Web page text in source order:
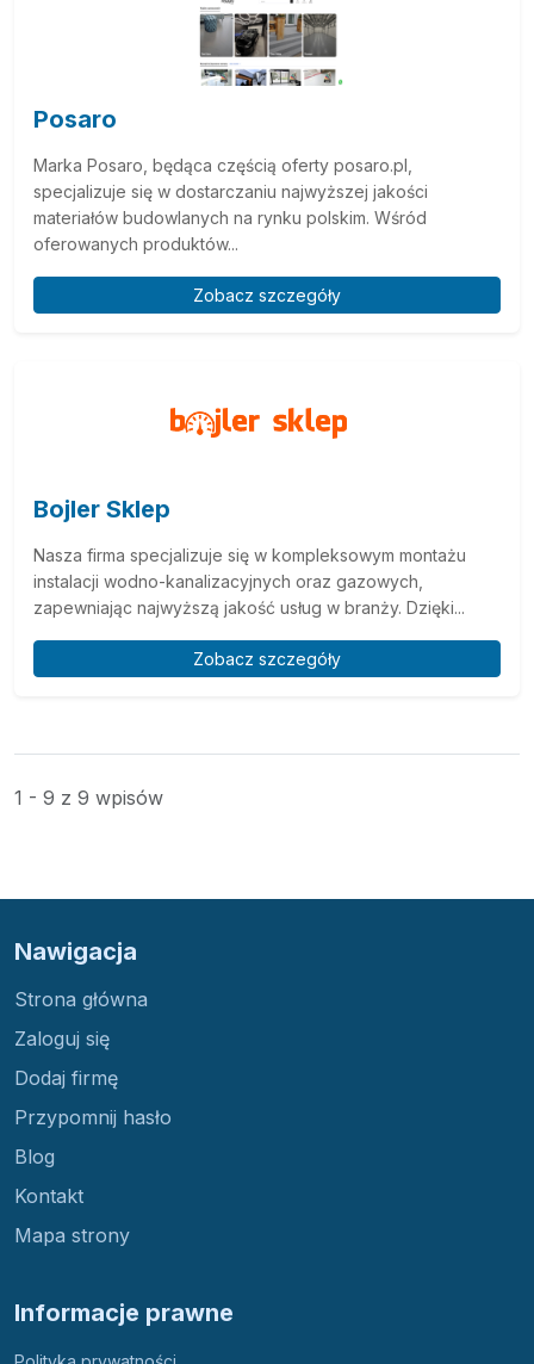
Posaro
Marka Posaro, będąca częścią oferty posaro.pl,
specjalizuje się w dostarczaniu najwyższej jakości
materiałów budowlanych na rynku polskim. Wśród
oferowanych produktów...
Zobacz szczegóły
Bojler Sklep
Nasza firma specjalizuje się w kompleksowym montażu
instalacji wodno-kanalizacyjnych oraz gazowych,
zapewniając najwyższą jakość usług w branży. Dzięki...
Zobacz szczegóły
1 - 9 z 9 wpisów
Nawigacja
Strona główna
Zaloguj się
Dodaj firmę
Przypomnij hasło
Blog
Kontakt
Mapa strony
Informacje prawne